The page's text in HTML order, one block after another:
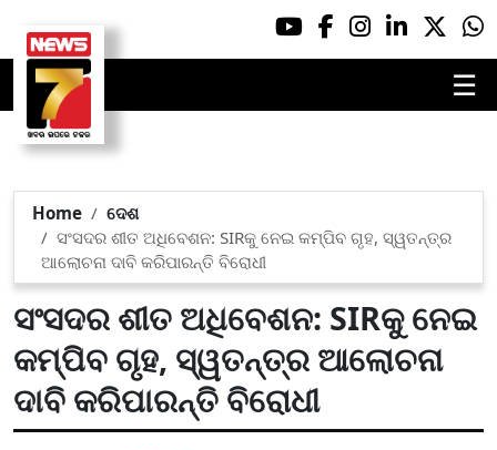
☰
Home
ଦେଶ
ସଂସଦର ଶୀତ ଅଧିବେଶନ: SIRକୁ ନେଇ କମ୍ପିବ ଗୃହ, ସ୍ୱତନ୍ତ୍ର
ଆଲୋଚନା ଦାବି କରିପାରନ୍ତି ବିରୋଧୀ
ସଂସଦର ଶୀତ ଅଧିବେଶନ: SIRକୁ ନେଇ
କମ୍ପିବ ଗୃହ, ସ୍ୱତନ୍ତ୍ର ଆଲୋଚନା
ଦାବି କରିପାରନ୍ତି ବିରୋଧୀ